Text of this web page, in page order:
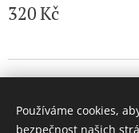
320Kč
Vytvořeno
Používáme cookies,
bezpečnost našich